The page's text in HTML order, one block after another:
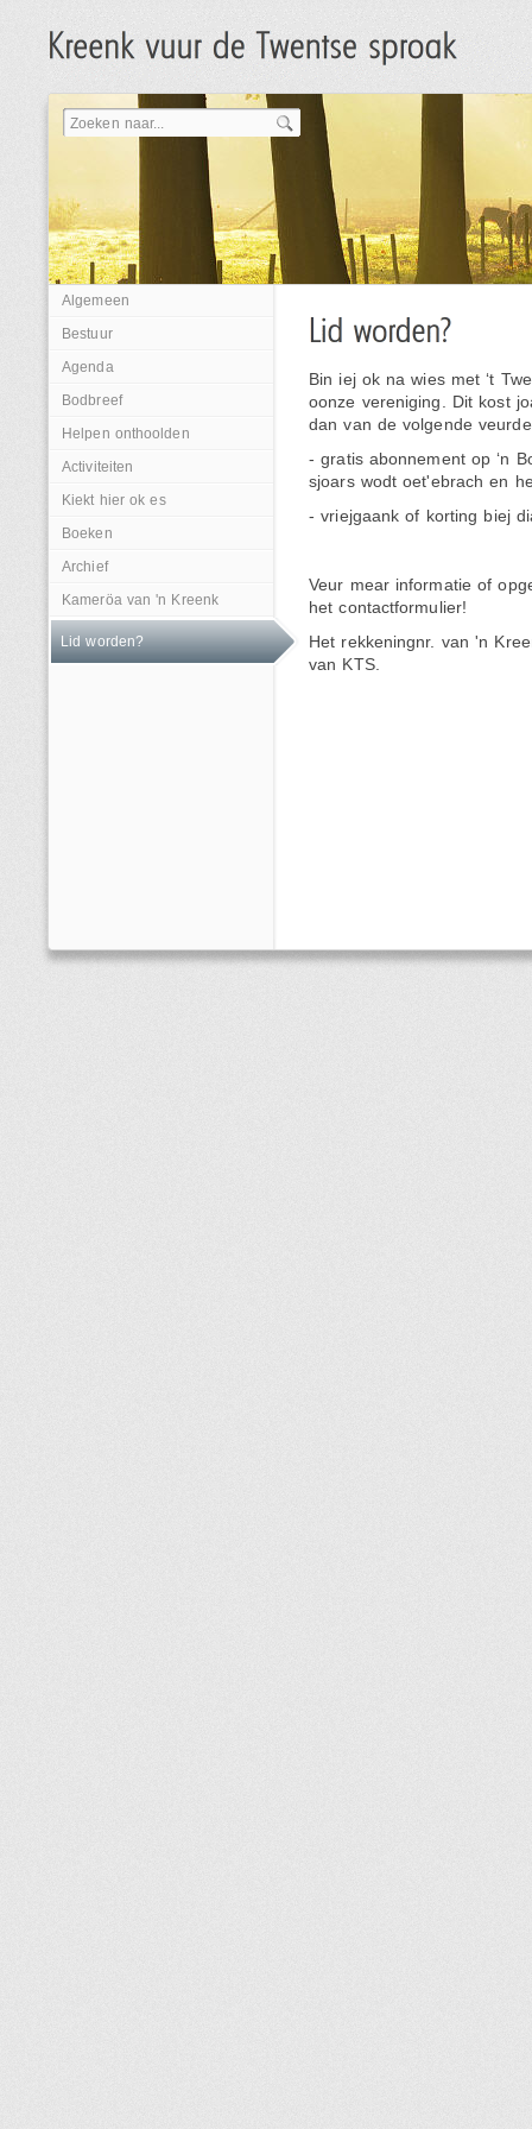
Algemeen
Bestuur
Agenda
Bodbreef
Helpen onthoolden
Activiteiten
Kiekt hier ok es
Boeken
Archief
Kameröa van 'n Kreenk
Lid worden?
Bin iej ok na wies met ‘t
oonze vereniging. Dit kost
dan van de volgende
- gratis abonnement op ‘n
sjoars wodt oet'ebrach en
- vriejgaank of korting biej
Veur mear informatie of
het contactformulier!
Het rekkeningnr. van 'n
van KTS.